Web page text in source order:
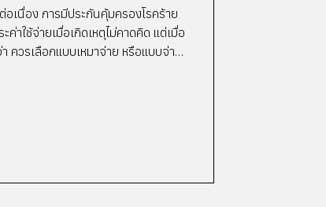
เนื่อง การมีประกันคุ้มครองโรคร้าย
าใช้จ่ายเมื่อเกิดเหตุไม่คาดคิด แต่เมื่อ
ควรเลือกแบบเหมาจ่าย หรือแบบจ่าย